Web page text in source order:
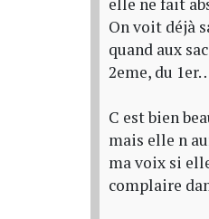
elle ne fait
On voit déjà
quand aux
2eme, du
C est bien
mais elle n
ma voix si
complaire